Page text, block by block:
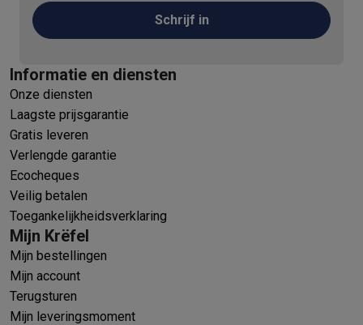
Schrijf in
Informatie en diensten
Onze diensten
Laagste prijsgarantie
Gratis leveren
Verlengde garantie
Ecocheques
Veilig betalen
Toegankelijkheidsverklaring
Mijn Krëfel
Mijn bestellingen
Mijn account
Terugsturen
Mijn leveringsmoment